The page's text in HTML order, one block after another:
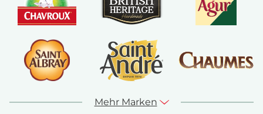
Mehr Marken